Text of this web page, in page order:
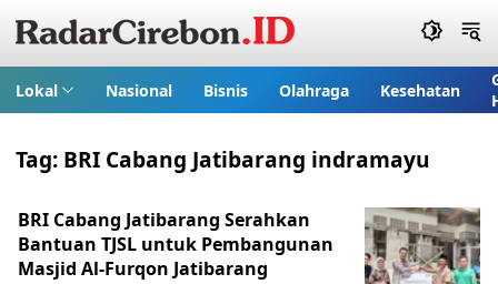
Lokal Nasional Bisnis Olahraga Kesehatan
Tag: BRI Cabang Jatibarang indramayu
BRI Cabang Jatibarang Serahkan
Bantuan TJSL untuk Pembangunan
Masjid Al-Furqon Jatibarang